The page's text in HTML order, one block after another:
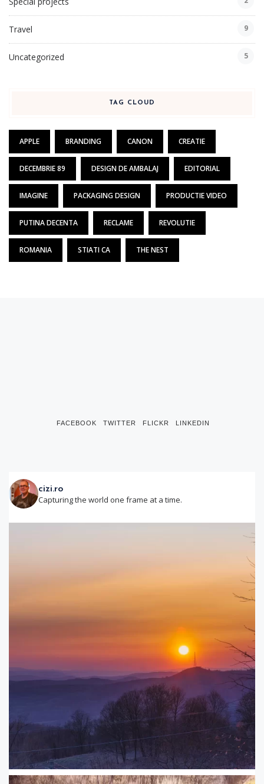
Travel 9
Uncategorized 5
TAG CLOUD
APPLE BRANDING CANON CREATIE
DECEMBRIE 89 DESIGN DE AMBALAJ EDITORIAL
IMAGINE PACKAGING DESIGN PRODUCTIE VIDEO
PUTINA DECENTA RECLAME REVOLUTIE
ROMANIA STIATI CA THE NEST
FACEBOOK TWITTER FLICKR LINKEDIN
cizi.ro
Capturing the world one frame at a time.